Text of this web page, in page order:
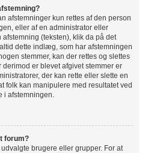
afstemninger kun rettes af den person
eller af en administrator eller
(teksten), klik da på det
dette indlæg, som har afstemningen
stemmer, kan der rettes og slettes
er blevet afgivet stemmer er
der kan rette eller slette en
folk kan manipulere med resultatet ved
i afstemningen.
forum?
brugere eller grupper. For at